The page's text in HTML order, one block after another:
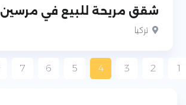
شقق مريحة للبيع في مرسين
تركيا
1
2
3
4
5
6
7